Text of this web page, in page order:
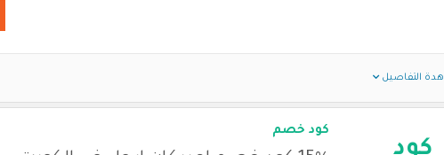
التفاصيل
كود
كود خصم